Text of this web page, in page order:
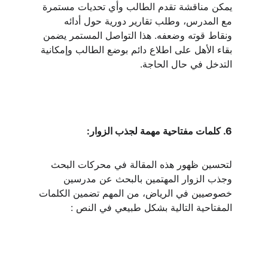
يمكن مناقشة تقدم الطالب وأي تحديات مستمرة
مع المدرس، وطلب تقارير دورية حول أدائه
ونقاط قوته وضعفه. هذا التواصل المستمر يضمن
بقاء الأهل على اطلاع دائم بوضع الطالب وإمكانية
التدخل في حال الحاجة.
6. كلمات مفتاحية مهمة لجذب الزوار:
لتحسين ظهور هذه المقالة في محركات البحث
وجذب الزوار المهتمين بالبحث عن مدرسين
خصوصيين في الرياض، من المهم تضمين الكلمات
المفتاحية التالية بشكل طبيعي في النص :